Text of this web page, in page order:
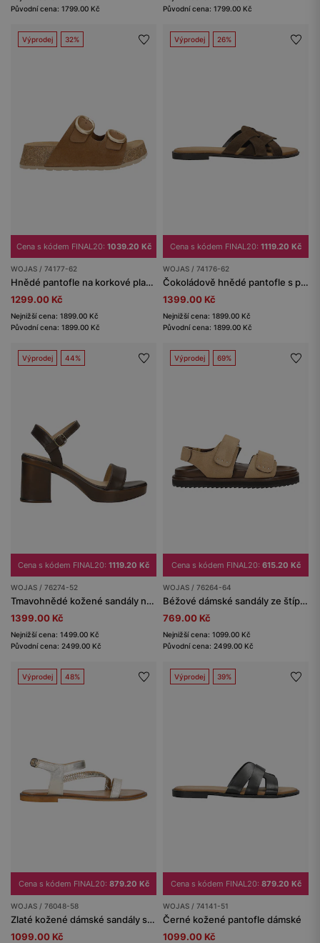
Původní cena: 1799.00 Kč
Původní cena: 1799.00 Kč
Výprodej 32%
Cena s kódem FINAL20: 1039.20 Kč
WOJAS / 74177-62
Hnědé pantofle na korkové platformě
1299.00 Kč
Nejnižší cena: 1899.00 Kč
Původní cena: 1899.00 Kč
Výprodej 26%
Cena s kódem FINAL20: 1119.20 Kč
WOJAS / 74176-62
Čokoládově hnědé pantofle s pleteným páskem
1399.00 Kč
Nejnižší cena: 1899.00 Kč
Původní cena: 1899.00 Kč
Výprodej 44%
Cena s kódem FINAL20: 1119.20 Kč
WOJAS / 76274-52
Tmavohnědé kožené sandály na širokém podpatku
1399.00 Kč
Nejnižší cena: 1499.00 Kč
Původní cena: 2499.00 Kč
Výprodej 69%
Cena s kódem FINAL20: 615.20 Kč
WOJAS / 76264-64
Béžové dámské sandály ze štípenky
769.00 Kč
Nejnižší cena: 1099.00 Kč
Původní cena: 2499.00 Kč
Výprodej 48%
Cena s kódem FINAL20: 879.20 Kč
WOJAS / 76048-58
Zlaté kožené dámské sandály s kontrastní podrážkou
1099.00 Kč
Výprodej 39%
Cena s kódem FINAL20: 879.20 Kč
WOJAS / 74141-51
Černé kožené pantofle dámské
1099.00 Kč